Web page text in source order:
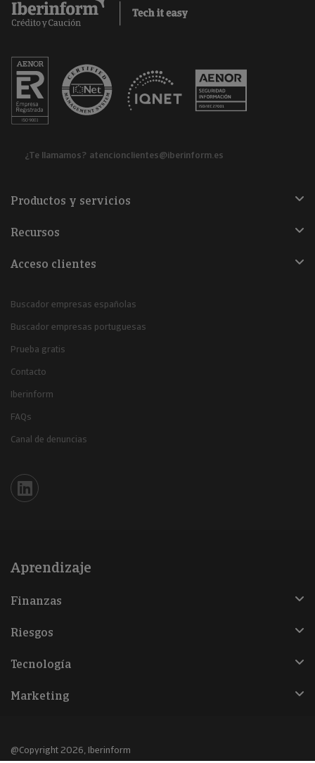
¿Te llamamos? atencionclientes@iberinform.es
Productos y servicios
Recursos
Acceso clientes
Buscador empresas españolas
Buscador empresas portuguesas
Prueba gratis
Contacto
Iberinform
FAQs
Canal de denuncias
Iberinform en Linkedin
Aprendizaje
Finanzas
Riesgos
Tecnología
Marketing
@Copyright 2026, Iberinform